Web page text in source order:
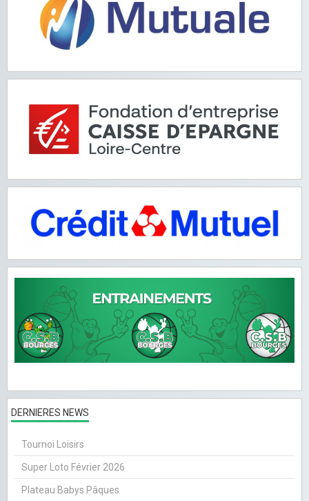
DERNIERES NEWS
Tournoi Loisirs
Super Loto Février 2026
Plateau Babys Pâques